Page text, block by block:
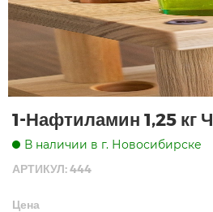
1-Нафтиламин 1,25 кг Ч
В наличии в г. Новосибирске
АРТИКУЛ: 444
Цена